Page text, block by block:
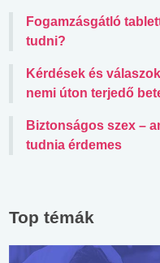
Fogamzásgátló
tudni?
Kérdések és
nemi úton terjedő
Biztonságos szex –
tudnia érdemes
Top témák